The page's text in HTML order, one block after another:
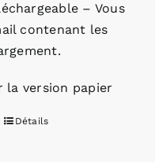
– Vous
contenant les
la version papier
Détails